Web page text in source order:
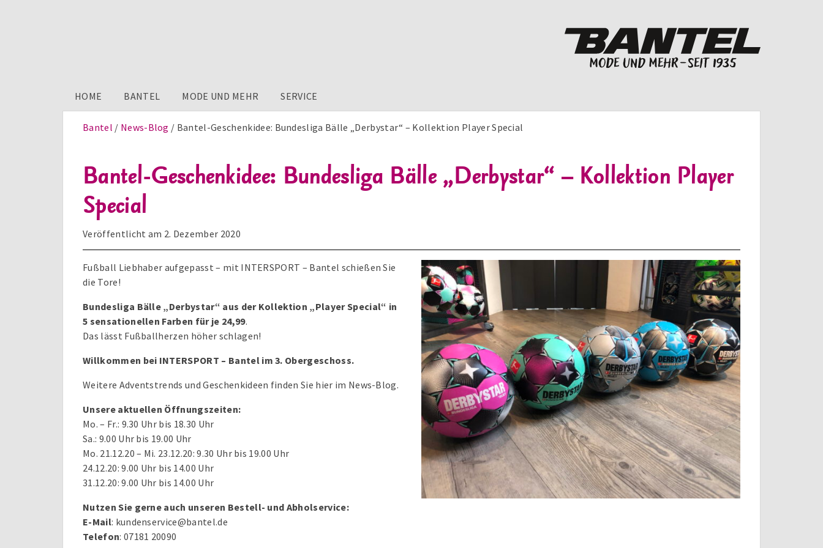
HOME BANTEL MODE UND MEHR SERVICE
Bantel News-Blog Bantel-Geschenkidee: Bundesliga Bälle „Derbystar“ – Kollektion Player Special
Bantel-Geschenkidee: Bundesliga Bälle „Derbystar“ – Kollektion Player
Special
Veröffentlicht am 2. Dezember 2020
Fußball Liebhaber aufgepasst – mit INTERSPORT – Bantel schießen Sie
die Tore!
Bundesliga Bälle „Derbystar“ aus der Kollektion „Player Special“ in
5 sensationellen Farben für je 24,99.
Das lässt Fußballherzen höher schlagen!
Willkommen bei INTERSPORT – Bantel im 3. Obergeschoss.
Weitere Adventstrends und Geschenkideen finden Sie hier im News-Blog.
Unsere aktuellen Öffnungszeiten:
Mo. – Fr.: 9.30 Uhr bis 18.30 Uhr
Sa.: 9.00 Uhr bis 19.00 Uhr
Mo. 21.12.20 – Mi. 23.12.20: 9.30 Uhr bis 19.00 Uhr
24.12.20: 9.00 Uhr bis 14.00 Uhr
31.12.20: 9.00 Uhr bis 14.00 Uhr
Nutzen Sie gerne auch unseren Bestell- und Abholservice:
E-Mail: kundenservice@bantel.de
Telefon: 07181 20090